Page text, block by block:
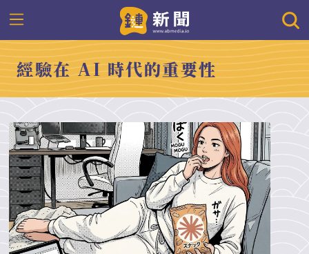
經驗在 AI 時代的重要性